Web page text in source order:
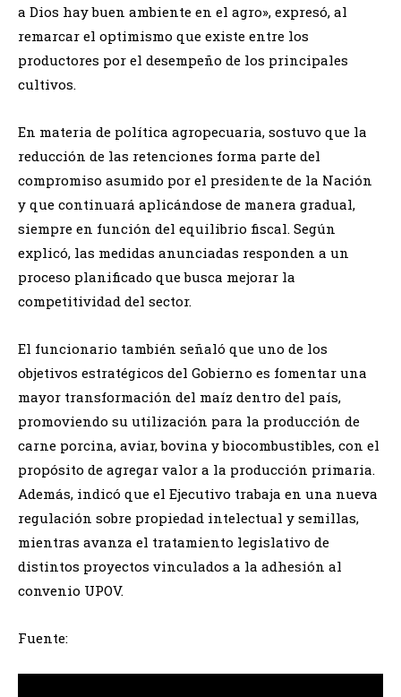
a Dios hay buen ambiente en el agro», expresó, al
remarcar el optimismo que existe entre los
productores por el desempeño de los principales
cultivos.
En materia de política agropecuaria, sostuvo que la
reducción de las retenciones forma parte del
compromiso asumido por el presidente de la Nación
y que continuará aplicándose de manera gradual,
siempre en función del equilibrio fiscal. Según
explicó, las medidas anunciadas responden a un
proceso planificado que busca mejorar la
competitividad del sector.
El funcionario también señaló que uno de los
objetivos estratégicos del Gobierno es fomentar una
mayor transformación del maíz dentro del país,
promoviendo su utilización para la producción de
carne porcina, aviar, bovina y biocombustibles, con el
propósito de agregar valor a la producción primaria.
Además, indicó que el Ejecutivo trabaja en una nueva
regulación sobre propiedad intelectual y semillas,
mientras avanza el tratamiento legislativo de
distintos proyectos vinculados a la adhesión al
convenio UPOV.
Fuente: